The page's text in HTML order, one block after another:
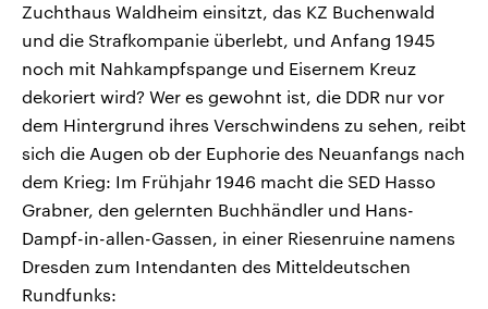
Zuchthaus Waldheim einsitzt, das KZ Buchenwald
und die Strafkompanie überlebt, und Anfang 1945
noch mit Nahkampfspange und Eisernem Kreuz
dekoriert wird? Wer es gewohnt ist, die DDR nur vor
dem Hintergrund ihres Verschwindens zu sehen, reibt
sich die Augen ob der Euphorie des Neuanfangs nach
dem Krieg: Im Frühjahr 1946 macht die SED Hasso
Grabner, den gelernten Buchhändler und Hans-
Dampf-in-allen-Gassen, in einer Riesenruine namens
Dresden zum Intendanten des Mitteldeutschen
Rundfunks: